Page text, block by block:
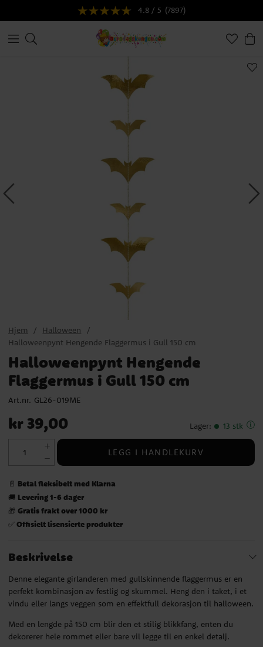
4.8 / 5 (7897)
Hjem
Halloween
Halloweenpynt Hengende Flaggermus i Gull 150 cm
Halloweenpynt Hengende
Flaggermus i Gull 150 cm
Art.nr. GL26-019ME
Pris
:kr 39,00
kr 39,00 Lager: 13 stk
LEGG I HANDLEKURV
📄 Betal fleksibelt med Klarna
🚚 Levering 1-6 dager
🎁 Gratis frakt over 1000 kr
✅ Offisielt lisensierte produkter
Beskrivelse
Denne elegante girlanderen med gullskinnende flaggermus er en
perfekt kombinasjon av festlig og skummel. Heng den i taket, i et
vindu eller langs veggen som en effektfull dekorasjon til halloween.
Med en lengde på 150 cm blir den et stilig blikkfang, enten du
dekorerer hele rommet eller bare vil legge til en enkel detalj.